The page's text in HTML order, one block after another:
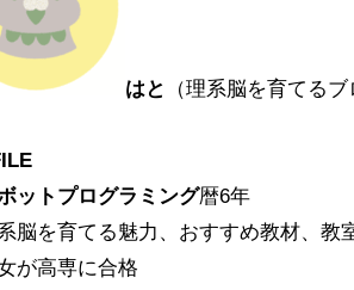
はと （理系脳を育てるブ
ットプログラミング暦6年
脳を育てる魅力、おすすめ教材、教
が高専に合格